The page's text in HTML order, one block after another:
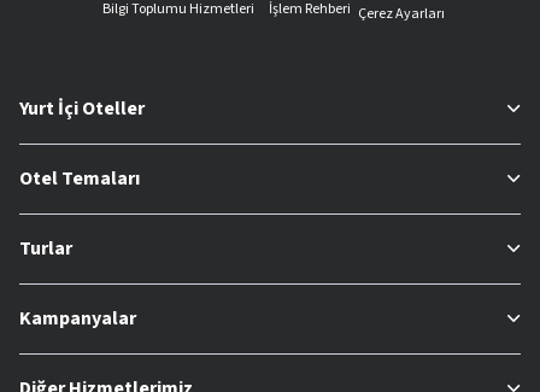
Bilgi Toplumu Hizmetleri
İşlem Rehberi Çerez Ayarları
Yurt İçi Oteller
Otel Temaları
Turlar
Kampanyalar